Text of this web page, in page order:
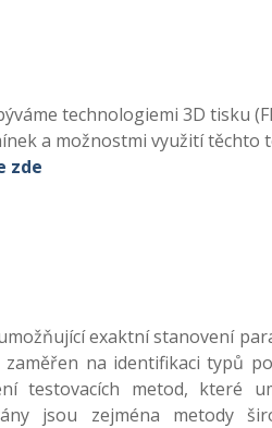
technologiemi 3D tisku
a možnostmi využití těchto
zde
exaktní stanovení
na identifikaci typů
testovacích metod, které
jsou zejména metody